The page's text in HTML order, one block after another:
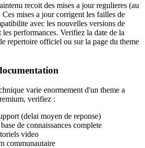
recoit des mises a jour regulieres (au
mises a jour corrigent les failles de
avec les nouvelles versions de
performances. Verifiez la date de la
repertoire officiel ou sur la page du theme
varie enormement d'un theme a
verifiez :
(delai moyen de reponse)
de connaissances complete
video
communautaire